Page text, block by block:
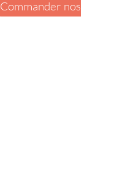
Commander nos